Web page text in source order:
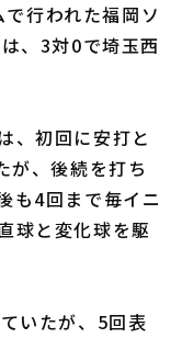
行われた福岡ソ
、3対0で埼玉西
、初回に安打と
が、後続を打ち
も4回まで毎イニ
球と変化球を駆
いたが、5回表